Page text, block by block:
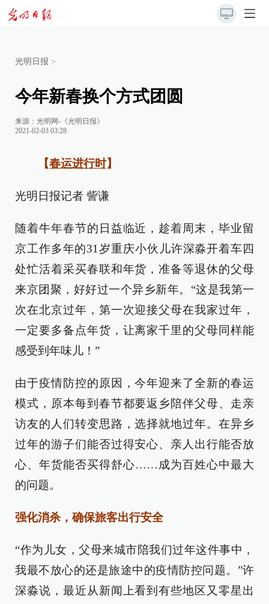
光明日报 >
今年新春换个方式团圆
来源： 光明网-《光明日报》
2021-02-03 03:28
【春运进行时】
光明日报记者 訾谦
随着牛年春节的日益临近，趁着周末，毕业留
京工作多年的31岁重庆小伙儿许深淼开着车四
处忙活着采买春联和年货，准备等退休的父母
来京团聚，好好过一个异乡新年。“这是我第一
次在北京过年，第一次迎接父母在我家过年，
一定要多备点年货，让离家千里的父母同样能
感受到年味儿！”
由于疫情防控的原因，今年迎来了全新的春运
模式，原本每到春节都要返乡陪伴父母、走亲
访友的人们转变思路，选择就地过年。在异乡
过年的游子们能否过得安心、亲人出行能否放
心、年货能否买得舒心……成为百姓心中最大
的问题。
强化消杀，确保旅客出行安全
“作为儿女，父母来城市陪我们过年这件事中，
我最不放心的还是旅途中的疫情防控问题。”许
深淼说，最近从新闻上看到有些地区又零星出